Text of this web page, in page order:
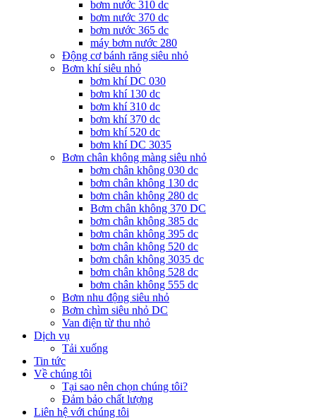
bơm nước 310 dc
bơm nước 370 dc
bơm nước 365 dc
máy bơm nước 280
Động cơ bánh răng siêu nhỏ
Bơm khí siêu nhỏ
bơm khí DC 030
bơm khí 130 dc
bơm khí 310 dc
bơm khí 370 dc
bơm khí 520 dc
bơm khí DC 3035
Bơm chân không màng siêu nhỏ
bơm chân không 030 dc
bơm chân không 130 dc
bơm chân không 280 dc
Bơm chân không 370 DC
bơm chân không 385 dc
bơm chân không 395 dc
bơm chân không 520 dc
bơm chân không 3035 dc
bơm chân không 528 dc
bơm chân không 555 dc
Bơm nhu động siêu nhỏ
Bơm chìm siêu nhỏ DC
Van điện từ thu nhỏ
Dịch vụ
Tải xuống
Tin tức
Về chúng tôi
Tại sao nên chọn chúng tôi?
Đảm bảo chất lượng
Liên hệ với chúng tôi